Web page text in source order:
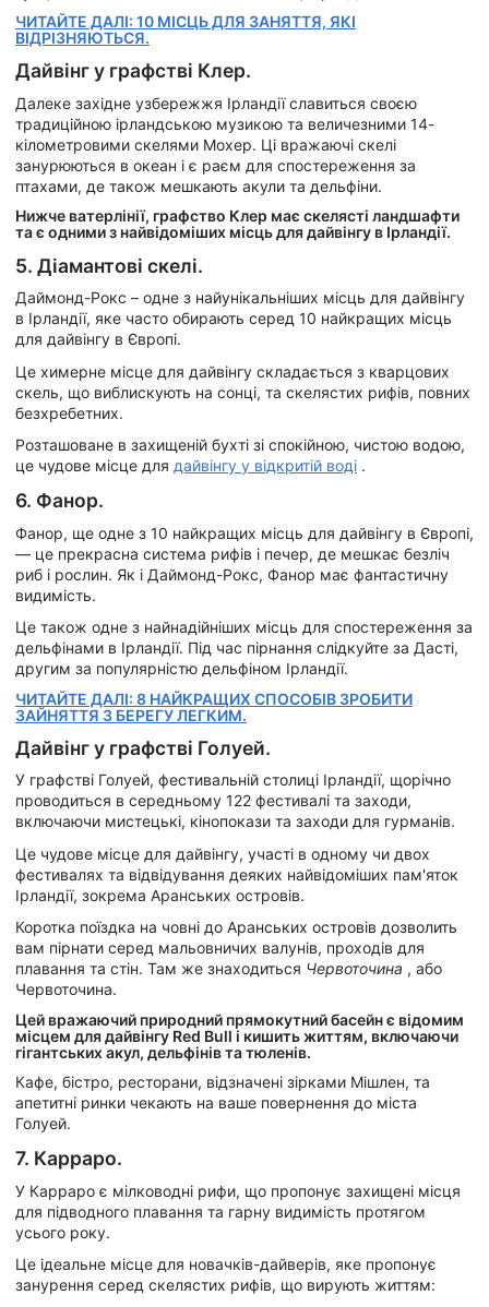
ЧИТАЙТЕ ДАЛІ: 10 МІСЦЬ ДЛЯ ЗАНЯТТЯ, ЯКІ
ВІДРІЗНЯЮТЬСЯ.
Дайвінг у графстві Клер.
Далеке західне узбережжя Ірландії славиться своєю
традиційною ірландською музикою та величезними 14-
кілометровими скелями Мохер. Ці вражаючі скелі
занурюються в океан і є раєм для спостереження за
птахами, де також мешкають акули та дельфіни.
Нижче ватерлінії, графство Клер має скелясті ландшафти
та є одними з найвідоміших місць для дайвінгу в Ірландії.
5. Діамантові скелі.
Даймонд-Рокс – одне з найунікальніших місць для дайвінгу
в Ірландії, яке часто обирають серед 10 найкращих місць
для дайвінгу в Європі.
Це химерне місце для дайвінгу складається з кварцових
скель, що виблискують на сонці, та скелястих рифів, повних
безхребетних.
Розташоване в захищеній бухті зі спокійною, чистою водою,
це чудове місце для дайвінгу у відкритій воді .
6. Фанор.
Фанор, ще одне з 10 найкращих місць для дайвінгу в Європі,
— це прекрасна система рифів і печер, де мешкає безліч
риб і рослин. Як і Даймонд-Рокс, Фанор має фантастичну
видимість.
Це також одне з найнадійніших місць для спостереження за
дельфінами в Ірландії. Під час пірнання слідкуйте за Дасті,
другим за популярністю дельфіном Ірландії.
ЧИТАЙТЕ ДАЛІ: 8 НАЙКРАЩИХ СПОСОБІВ ЗРОБИТИ
ЗАЙНЯТТЯ З БЕРЕГУ ЛЕГКИМ.
Дайвінг у графстві Голуей.
У графстві Голуей, фестивальній столиці Ірландії, щорічно
проводиться в середньому 122 фестивалі та заходи,
включаючи мистецькі, кінопокази та заходи для гурманів.
Це чудове місце для дайвінгу, участі в одному чи двох
фестивалях та відвідування деяких найвідоміших пам'яток
Ірландії, зокрема Аранських островів.
Коротка поїздка на човні до Аранських островів дозволить
вам пірнати серед мальовничих валунів, проходів для
плавання та стін. Там же знаходиться Червоточина , або
Червоточина.
Цей вражаючий природний прямокутний басейн є відомим
місцем для дайвінгу Red Bull і кишить життям, включаючи
гігантських акул, дельфінів та тюленів.
Кафе, бістро, ресторани, відзначені зірками Мішлен, та
апетитні ринки чекають на ваше повернення до міста
Голуей.
7. Карраро.
У Карраро є мілководні рифи, що пропонує захищені місця
для підводного плавання та гарну видимість протягом
усього року.
Це ідеальне місце для новачків-дайверів, яке пропонує
занурення серед скелястих рифів, що вирують життям: